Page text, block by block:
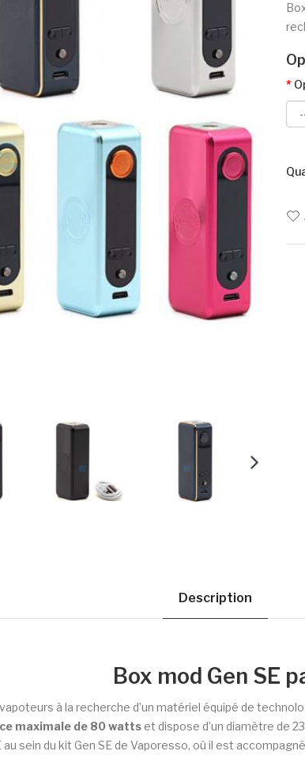
Description
Box mod Gen SE
à la recherche d’un matériel équipé de
maximale de 80 watts et dispose d’un diamètre de
sein du kit Gen SE de Vaporesso, où il est